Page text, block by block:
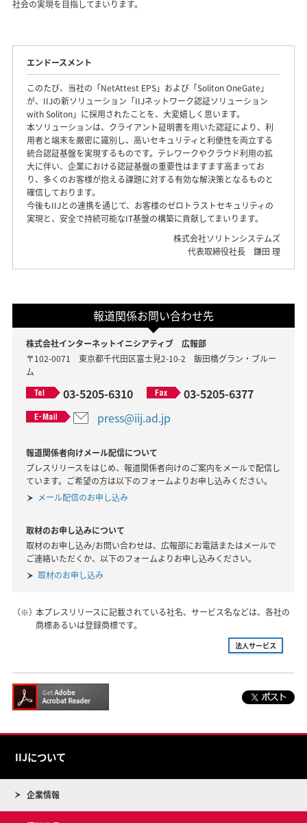
社会の実現を目指してまいります。
エンドースメント
このたび、当社の「NetAttest EPS」および「Soliton OneGate」
が、IIJの新ソリューション「IIJネットワーク認証ソリューション
with Soliton」に採用されたことを、大変嬉しく思います。
本ソリューションは、クライアント証明書を用いた認証により、利
用者と端末を厳密に識別し、高いセキュリティと利便性を両立する
統合認証基盤を実現するものです。テレワークやクラウド利用の拡
大に伴い、企業における認証基盤の重要性はますます高まってお
り、多くのお客様が抱える課題に対する有効な解決策となるものと
確信しております。
今後もIIJとの連携を通じて、お客様のゼロトラストセキュリティの
実現と、安全で持続可能なIT基盤の構築に貢献してまいります。
株式会社ソリトンシステムズ
代表取締役社長 鎌田 理
報道関係お問い合わせ先
株式会社インターネットイニシアティブ 広報部
〒102-0071 東京都千代田区富士見2-10-2 飯田橋グラン・ブルー
ム
03-5205-6310
03-5205-6377
press@iij.ad.jp
報道関係者向けメール配信について
プレスリリースをはじめ、報道関係者向けのご案内をメールで配信し
ています。ご希望の方は以下のフォームよりお申し込みください。
メール配信のお申し込み
取材のお申し込みについて
取材のお申し込み/お問い合わせは、広報部にお電話またはメールで
ご連絡いただくか、以下のフォームよりお申し込みください。
取材のお申し込み
（※）本プレスリリースに記載されている社名、サービス名などは、各社の
商標あるいは登録商標です。
法人サービス
IIJについて
企業情報